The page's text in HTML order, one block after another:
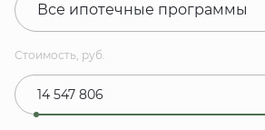
Все ипотечные программы
Стоимость, руб.